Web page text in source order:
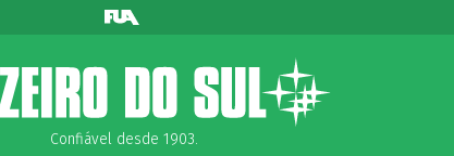
Confiável desde 1903.